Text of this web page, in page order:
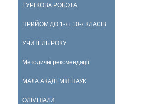
ГУРТКОВА РОБОТА
ПРИЙОМ ДО 1-х і 10-х КЛАСІВ
УЧИТЕЛЬ РОКУ
Методичні рекомендації
МАЛА АКАДЕМІЯ НАУК
ОЛІМПІАДИ